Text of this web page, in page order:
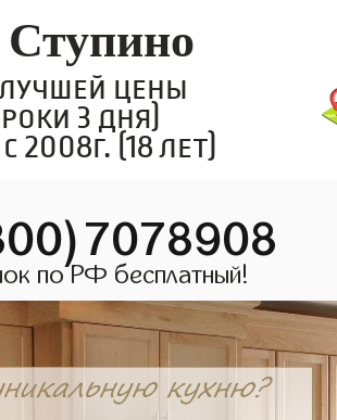
цены
3 дня)
2008г. (18 лет)
по РФ бесплатный!